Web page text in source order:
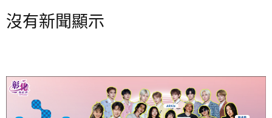
沒有新聞顯示